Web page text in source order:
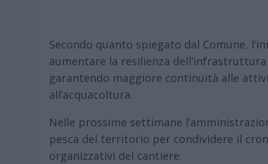
Secondo quanto spiegato dal Comune,
aumentare la resilienza
garantendo maggiore continuità alle
all’acquacoltura.
Nelle prossime settimane
pesca del territorio per condividere il
organizzativi del cantiere.